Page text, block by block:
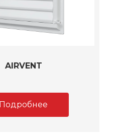
AIRVENT
Подробнее